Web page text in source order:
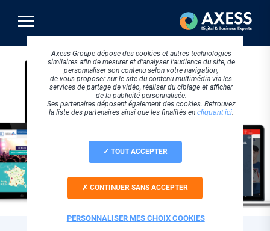
contenu
principal
Axess Groupe dépose des cookies et autres technologies
similaires afin de mesurer et d’analyser l’audience du site, de
personnaliser son contenu selon votre navigation,
de vous proposer sur le site du contenu multimédia via les
services de partage de vidéo, réaliser du ciblage et afficher
de la publicité personnalisée.
Ses partenaires déposent également des cookies. Retrouvez
la liste des partenaires ainsi que les finalités en cliquant ici.
TOUT ACCEPTER
CONTINUER SANS ACCEPTER
PERSONNALISER MES CHOIX COOKIES